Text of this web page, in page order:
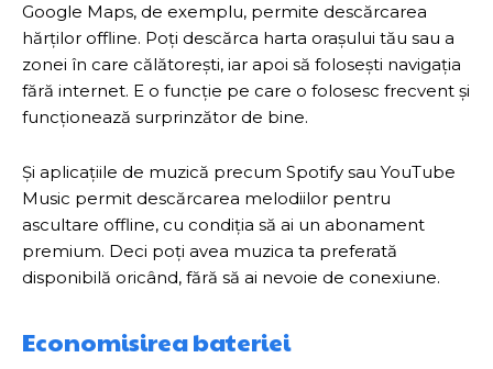
Google Maps, de exemplu, permite descărcarea
hărților offline. Poți descărca harta orașului tău sau a
zonei în care călătorești, iar apoi să folosești navigația
fără internet. E o funcție pe care o folosesc frecvent și
funcționează surprinzător de bine.
Și aplicațiile de muzică precum Spotify sau YouTube
Music permit descărcarea melodiilor pentru
ascultare offline, cu condiția să ai un abonament
premium. Deci poți avea muzica ta preferată
disponibilă oricând, fără să ai nevoie de conexiune.
Economisirea bateriei